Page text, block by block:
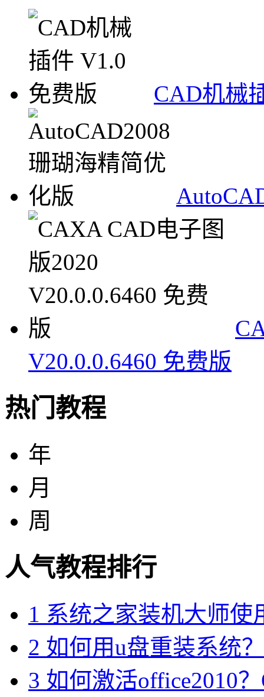
CAD机械
V20.0.0.6460 免费版
热门教程
年
月
周
人气教程排行
1 系统之家装机大师使
2 如何用u盘重装系统
3 如何激活office2010